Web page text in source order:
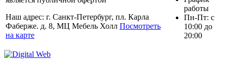
Наш адрес: г. Санкт-Петербург, пл. Карла
Фаберже. д. 8, МЦ Мебель Холл Посмотреть
на карте
работы
Пн-Пт: с
10:00 до
20:00